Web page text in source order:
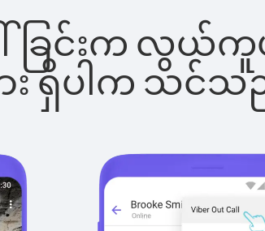
ေါ်ခြင်းက လွယ်
ား ရှိပါက သင်